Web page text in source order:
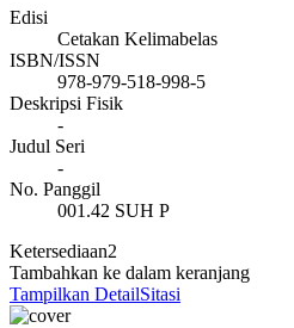
Edisi
Cetakan Kelimabelas
ISBN/ISSN
978-979-518-998-5
Deskripsi Fisik
-
Judul Seri
-
No. Panggil
001.42 SUH P
Ketersediaan2
Tambahkan ke dalam keranjang
Tampilkan DetailSitasi